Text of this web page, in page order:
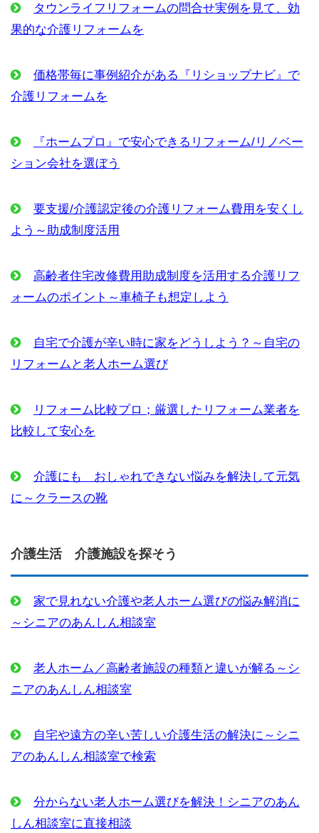
タウンライフリフォームの問合せ実例を見て、効
果的な介護リフォームを
価格帯毎に事例紹介がある『リショップナビ』で
介護リフォームを
『ホームプロ』で安心できるリフォーム/リノベー
ション会社を選ぼう
要支援/介護認定後の介護リフォーム費用を安くし
よう～助成制度活用
高齢者住宅改修費用助成制度を活用する介護リフ
ォームのポイント～車椅子も想定しよう
自宅で介護が辛い時に家をどうしよう？～自宅の
リフォームと老人ホーム選び
リフォーム比較プロ；厳選したリフォーム業者を
比較して安心を
介護にも おしゃれできない悩みを解決して元気
に～クラースの靴
介護生活 介護施設を探そう
家で見れない介護や老人ホーム選びの悩み解消に
～シニアのあんしん相談室
老人ホーム／高齢者施設の種類と違いが解る～シ
ニアのあんしん相談室
自宅や遠方の辛い苦しい介護生活の解決に～シニ
アのあんしん相談室で検索
分からない老人ホーム選びを解決！シニアのあん
しん相談室に直接相談